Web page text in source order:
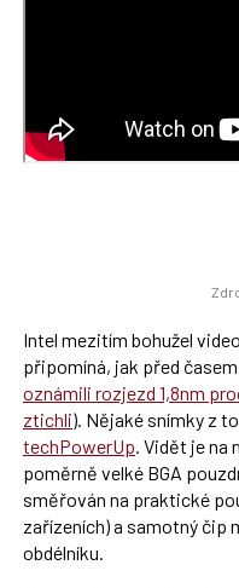
Intel mezitím bohužel
připomíná, jak před
oznámili rozjezd 1,8nm
ztichli). Nějaké snímky z
techPowerUp . Vidět je
poměrně velké BGA
směřován na praktické
zařízeních) a samotný čip
obdélníku.